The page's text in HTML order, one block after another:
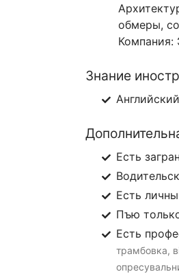
обмеры,
Компания:
Знание
Английский
Есть
Есть
Пъю
Есть
трамбовка,